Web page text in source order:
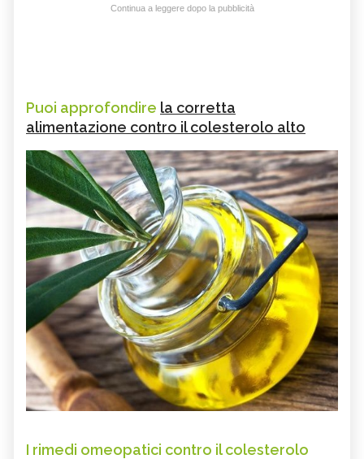
Continua a leggere dopo la pubblicità
Puoi approfondire la corretta
alimentazione contro il colesterolo alto
I rimedi omeopatici contro il colesterolo